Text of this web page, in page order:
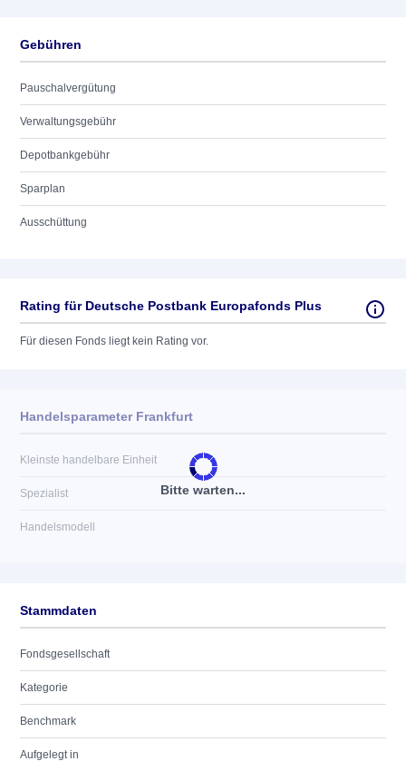
Gebühren
Pauschalvergütung
Verwaltungsgebühr
Depotbankgebühr
Sparplan
Ausschüttung
Rating für Deutsche Postbank Europafonds Plus
Für diesen Fonds liegt kein Rating vor.
Bitte warten...
Handelsparameter Frankfurt
Kleinste handelbare Einheit
Spezialist
Handelsmodell
Stammdaten
Fondsgesellschaft
Kategorie
Benchmark
Aufgelegt in